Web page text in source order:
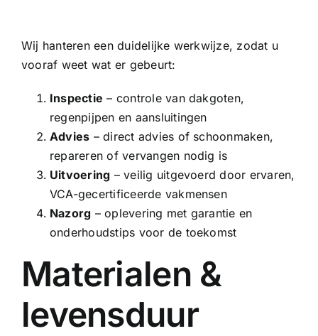
Wij hanteren een duidelijke werkwijze, zodat u
vooraf weet wat er gebeurt:
Inspectie – controle van dakgoten,
regenpijpen en aansluitingen
Advies – direct advies of schoonmaken,
repareren of vervangen nodig is
Uitvoering – veilig uitgevoerd door ervaren,
VCA-gecertificeerde vakmensen
Nazorg – oplevering met garantie en
onderhoudstips voor de toekomst
Materialen &
levensduur